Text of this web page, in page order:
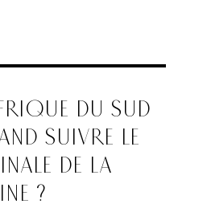
DU SUD
SUIVRE LE
DE LA
?